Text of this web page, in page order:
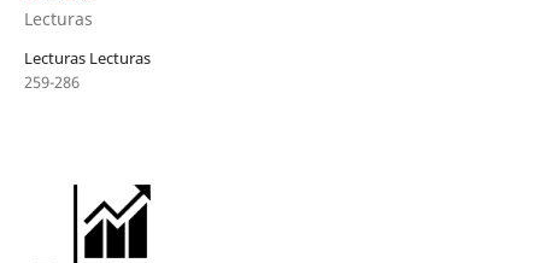
Lecturas
Lecturas Lecturas
259-286